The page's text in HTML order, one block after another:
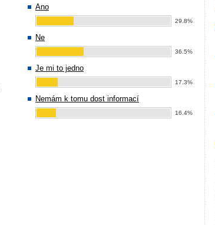
Ano
29.8%
Ne
36.5%
Je mi to jedno
17.3%
Nemám k tomu dost informací
16.4%